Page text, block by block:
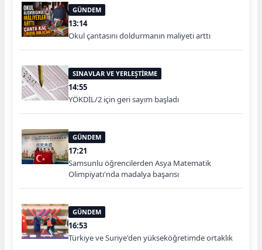
GÜNDEM
13:14
Okul çantasını doldurmanın maliyeti arttı
SINAVLAR VE YERLEŞTİRME
14:55
YÖKDİL/2 için geri sayım başladı
GÜNDEM
17:21
Samsunlu öğrencilerden Asya Matematik
Olimpiyatı'nda madalya başarısı
GÜNDEM
16:53
Türkiye ve Suriye'den yükseköğretimde ortaklık